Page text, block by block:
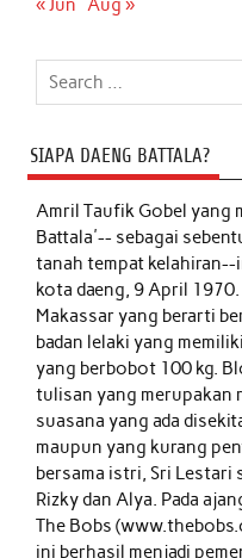
« Jun Aug »
SIAPA DAENG BATTALA?
Amril Taufik Gobelyang
Battala'-- sebagai
tanah tempat kelahiran--
kota daeng, 9 April
Makassar yang berarti
badan lelaki yang
yang berbobot 100 kg.
tulisan yang merupakan
suasana yang ada
maupun yang kurang
bersama istri, Sri Lestari
Rizky dan Alya. Pada
The Bobs
ini berhasil menjadi